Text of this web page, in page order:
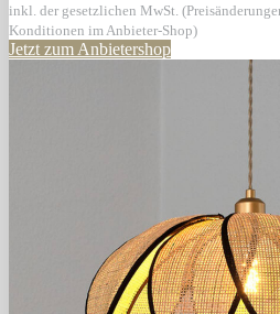
inkl. der gesetzlichen MwSt.
Konditionen im Anbieter-Shop)
Jetzt zum Anbietershop